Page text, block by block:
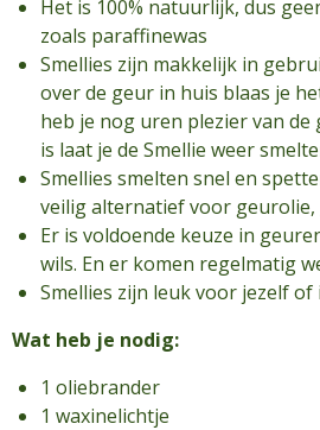
Het is 100% natuurlijk, dus
zoals paraffinewas
Smellies zijn makkelijk in
over de geur in huis blaas je
heb je nog uren plezier van de
is laat je de Smellie weer
Smellies smelten snel en
veilig alternatief voor
Er is voldoende keuze in
wils. En er komen regelmatig
Smellies zijn leuk voor jezelf
Wat heb je nodig:
1 oliebrander
1 waxinelichtje